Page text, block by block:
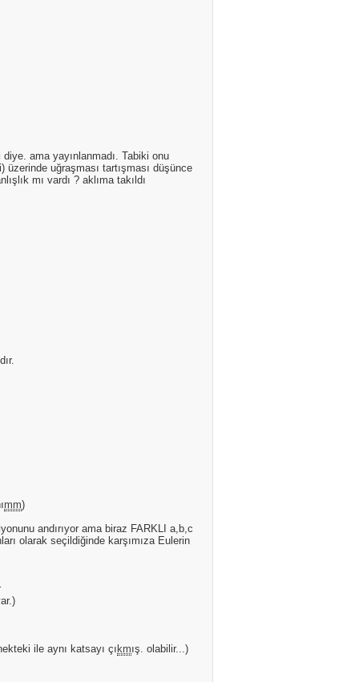
diye. ama yayınlanmadı. Tabiki onu
üzerinde uğraşması tartışması düşünce
mı vardı ? aklıma takıldı
mm)
andırıyor ama biraz FARKLI a,b,c
olarak seçildiğinde karşımıza Eulerin
ile aynı katsayı çı kmış. olabilir...)